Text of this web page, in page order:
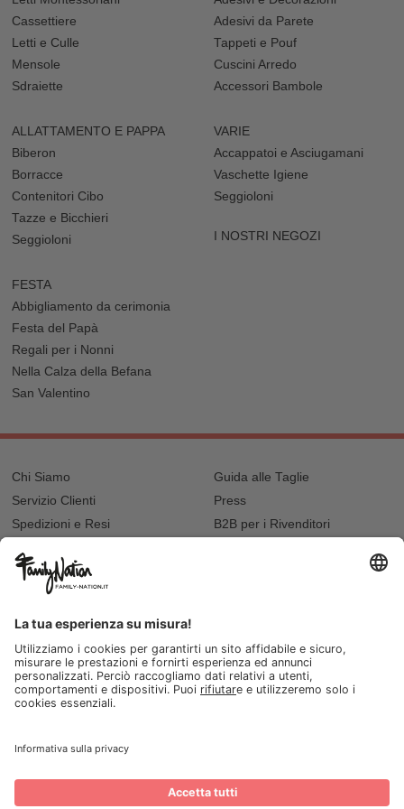
gioco originale e divertente.
Cassettiere
Letti e Culle
Mensole
Sdraiette
Adesivi da Parete
Tappeti e Pouf
Cuscini Arredo
Accessori Bambole
ALLATTAMENTO E PAPPA
Biberon
Borracce
Contenitori Cibo
Tazze e Bicchieri
Seggioloni
VARIE
Accappatoi e Asciugamani
Vaschette Igiene
Seggioloni
I NOSTRI NEGOZI
FESTA
Abbigliamento da cerimonia
Festa del Papà
Regali per i Nonni
Nella Calza della Befana
San Valentino
Chi Siamo
Servizio Clienti
Spedizioni e Resi
Recupero password?
Lista regalo e nascita
Guida alle Taglie
Press
B2B per i Rivenditori